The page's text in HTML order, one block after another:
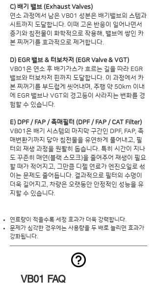
C) 배기 밸브 (Exhaust Valves)
연소 과정에서 남은 VB01 성분은 배기밸브의 스템과
시트까지 도달합니다. 이때 고온 반응이 일어나면서
증기와 침전물이 화학적으로 작용해, 밸브에 쌓인 카
본 찌꺼기를 효과적으로 제거합니다.
D) EGR 밸브 & 터보차저 (EGR Valve & VGT)
VB01은 연소 후 배기가스가 흐르는 길을 따라 EGR
밸브와 터보차저 핀까지 도달합니다. 이 과정에서 카
본 찌꺼기를 부드럽게 씻어내며, 주행 약 50km 이내
에 EGR 밸브나 VGT의 경고등이 사라지는 변화를 경
험할 수 있습니다.
E) DPF / FAP / 촉매필터 (DPF / FAP / CAT Filter)
VB01은 배기 시스템의 마지막 구간인 DPF, FAP, 촉
매변환기까지 닿아 침전물을 유연하게 풀어내고, 필
터의 재생 과정을 원활히 돕습니다. 특히 시간이 지나
도 꾸준히 매연(블랙 스모크)을 줄여주어 재생이 필요
할 때가 적어지고, 그만큼 디젤 연료가 엔진오일로 섞
이는 문제도 줄어듭니다. 결과적으로 필터의 수명이
더욱 길어지고, 차량은 오랫동안 안정적인 성능을 유
지할 수 있습니다.
연료량이 적을수록 세정 효과가 더욱 강력합니다.
문제가 심각한 경우에는 사용량을 두 배로 늘리면 효과가
강화됩니다.
VB01 FAQ